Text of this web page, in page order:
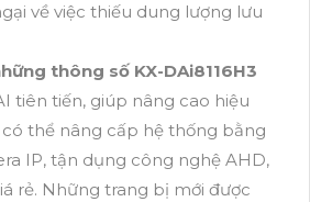
về việc thiếu dung lượng lưu
thông số KX-DAi8116H3
tiên tiến, giúp nâng cao hiệu
có thể nâng cấp hệ thống bằng
IP, tận dụng công nghệ AHD,
rẻ. Những trang bị mới được